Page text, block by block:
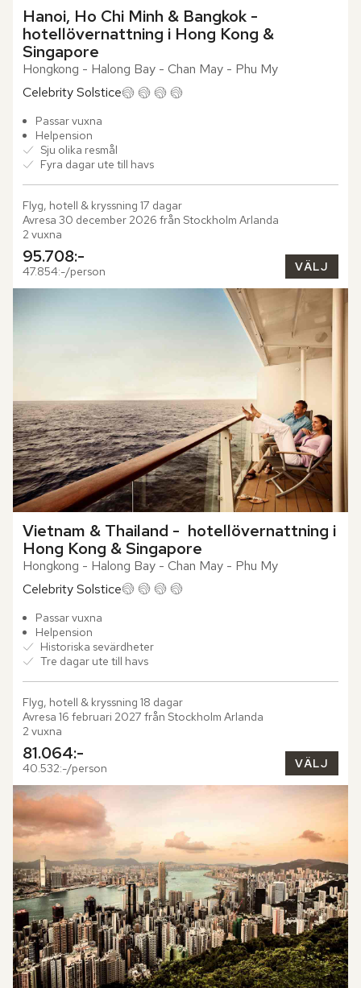
Hanoi, Ho Chi Minh & Bangkok -
hotellövernattning i Hong Kong &
Singapore
Hongkong - Halong Bay - Chan May - Phu My
Celebrity Solstice
Passar vuxna
Helpension
Sju olika resmål
Fyra dagar ute till havs
Flyg, hotell & kryssning 17 dagar
Avresa 30 december 2026 från Stockholm Arlanda
2 vuxna
95.708:-
47.854:-/person VÄLJ
Vietnam & Thailand -  hotellövernattning i
Hong Kong & Singapore
Hongkong - Halong Bay - Chan May - Phu My
Celebrity Solstice
Passar vuxna
Helpension
Historiska sevärdheter
Tre dagar ute till havs
Flyg, hotell & kryssning 18 dagar
Avresa 16 februari 2027 från Stockholm Arlanda
2 vuxna
81.064:-
40.532:-/person VÄLJ